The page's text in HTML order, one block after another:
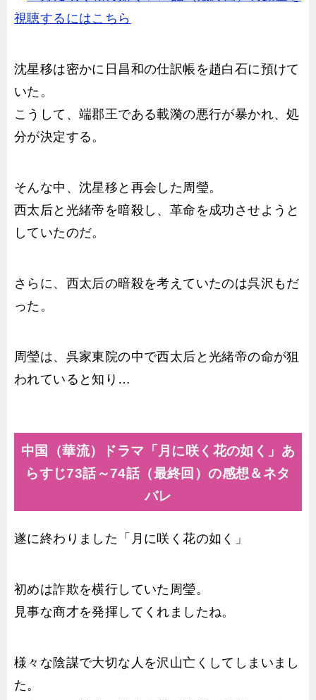
視聴するにはこちら
沈星移は密かに日昌和の仕訳帳を趙白石に預けて
いた。
こうして、端郡王である載漪の悪行が暴かれ、処
分が決定する。
そんな中、沈星移と再会した周瑩。
西太后と光緒帝を暗殺し、革命を成功させようと
していたのだ。
さらに、西太后の暗殺を考えていたのは呉沢もだ
った。
周瑩は、呉家東院の中で西太后と光緒帝の命が狙
われていると知り…
中国（華流）ドラマ「月に咲く花の如く」あ
らすじ73話～74話（最終回）の感想＆ネタ
バレ
遂に終わりました「月に咲く花の如く」
初めは詐欺を横行していた周瑩。
見事な商才を発揮してくれましたね。
様々な陰謀で大切な人を沢山亡くしてしまいまし
た。